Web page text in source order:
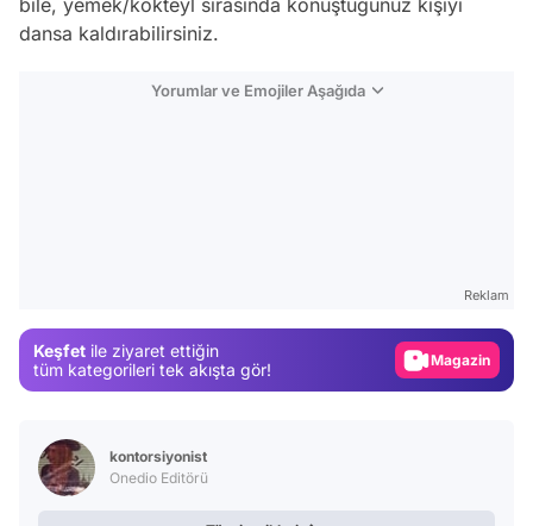
bile, yemek/kokteyl sırasında konuştuğunuz kişiyi
dansa kaldırabilirsiniz.
Yorumlar ve Emojiler Aşağıda
Reklam
Keşfet ile ziyaret ettiğin
tüm kategorileri tek akışta gör!
Gündem
Magazin
Video
kontorsiyonist
Onedio Editörü